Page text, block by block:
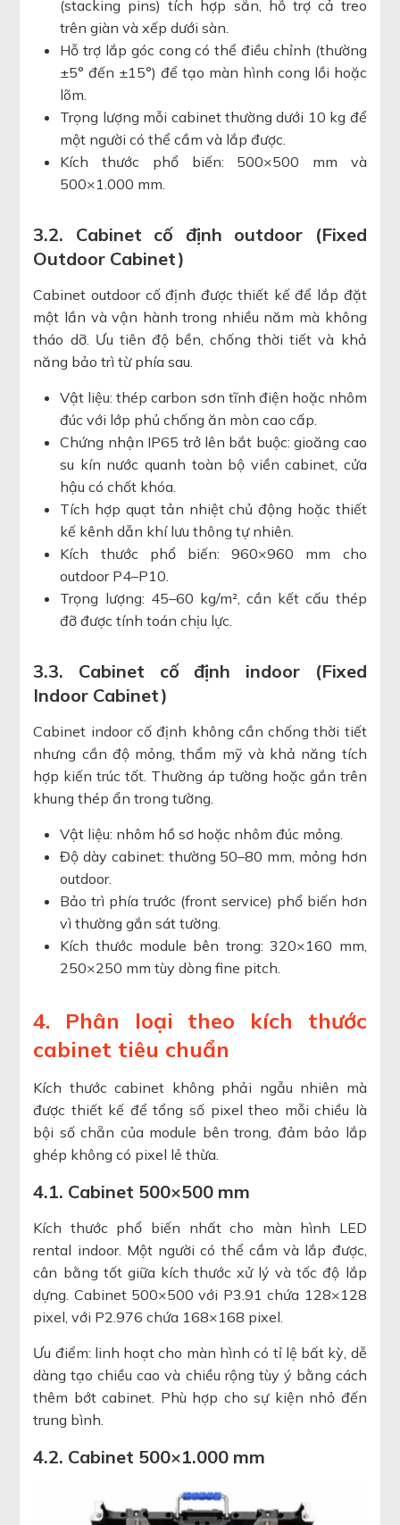
(stacking pins) tích hợp sẵn, hỗ trợ cả treo
trên giàn và xếp dưới sàn.
Hỗ trợ lắp góc cong có thể điều chỉnh (thường
±5° đến ±15°) để tạo màn hình cong lồi hoặc
lõm.
Trọng lượng mỗi cabinet thường dưới 10 kg để
một người có thể cầm và lắp được.
Kích thước phổ biến: 500×500 mm và
500×1.000 mm.
3.2. Cabinet cố định outdoor (Fixed
Outdoor Cabinet)
Cabinet outdoor cố định được thiết kế để lắp đặt
một lần và vận hành trong nhiều năm mà không
tháo dỡ. Ưu tiên độ bền, chống thời tiết và khả
năng bảo trì từ phía sau.
Vật liệu: thép carbon sơn tĩnh điện hoặc nhôm
đúc với lớp phủ chống ăn mòn cao cấp.
Chứng nhận IP65 trở lên bắt buộc: gioăng cao
su kín nước quanh toàn bộ viền cabinet, cửa
hậu có chốt khóa.
Tích hợp quạt tản nhiệt chủ động hoặc thiết
kế kênh dẫn khí lưu thông tự nhiên.
Kích thước phổ biến: 960×960 mm cho
outdoor P4–P10.
Trọng lượng: 45–60 kg/m², cần kết cấu thép
đỡ được tính toán chịu lực.
3.3. Cabinet cố định indoor (Fixed
Indoor Cabinet)
Cabinet indoor cố định không cần chống thời tiết
nhưng cần độ mỏng, thẩm mỹ và khả năng tích
hợp kiến trúc tốt. Thường áp tường hoặc gắn trên
khung thép ẩn trong tường.
Vật liệu: nhôm hồ sơ hoặc nhôm đúc mỏng.
Độ dày cabinet: thường 50–80 mm, mỏng hơn
outdoor.
Bảo trì phía trước (front service) phổ biến hơn
vì thường gắn sát tường.
Kích thước module bên trong: 320×160 mm,
250×250 mm tùy dòng fine pitch.
4. Phân loại theo kích thước
cabinet tiêu chuẩn
Kích thước cabinet không phải ngẫu nhiên mà
được thiết kế để tổng số pixel theo mỗi chiều là
bội số chẵn của module bên trong, đảm bảo lắp
ghép không có pixel lẻ thừa.
4.1. Cabinet 500×500 mm
Kích thước phổ biến nhất cho màn hình LED
rental indoor. Một người có thể cầm và lắp được,
cân bằng tốt giữa kích thước xử lý và tốc độ lắp
dựng. Cabinet 500×500 với P3.91 chứa 128×128
pixel, với P2.976 chứa 168×168 pixel.
Ưu điểm: linh hoạt cho màn hình có tỉ lệ bất kỳ, dễ
dàng tạo chiều cao và chiều rộng tùy ý bằng cách
thêm bớt cabinet. Phù hợp cho sự kiện nhỏ đến
trung bình.
4.2. Cabinet 500×1.000 mm